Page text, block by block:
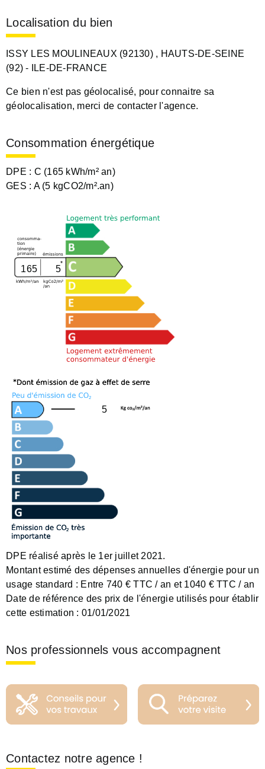
Localisation du bien
ISSY LES MOULINEAUX (92130) , HAUTS-DE-SEINE
(92) - ILE-DE-FRANCE
Ce bien n'est pas géolocalisé, pour connaitre sa
géolocalisation, merci de contacter l'agence.
Consommation énergétique
DPE : C (165 kWh/m² an)
GES : A (5 kgCO2/m².an)
165 5
5
DPE réalisé après le 1er juillet 2021.
Montant estimé des dépenses annuelles d'énergie pour un
usage standard : Entre 740 € TTC / an et 1040 € TTC / an
Date de référence des prix de l'énergie utilisés pour établir
cette estimation : 01/01/2021
Nos professionnels vous accompagnent
Contactez notre agence !